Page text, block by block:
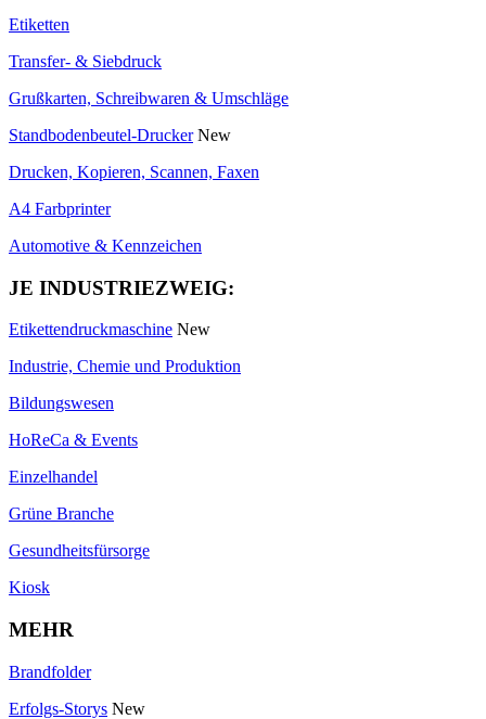
Etiketten
Transfer- & Siebdruck
Grußkarten, Schreibwaren & Umschläge
Standbodenbeutel-Drucker New
Drucken, Kopieren, Scannen, Faxen
A4 Farbprinter
Automotive & Kennzeichen
JE INDUSTRIEZWEIG:
Etikettendruckmaschine New
Industrie, Chemie und Produktion
Bildungswesen
HoReCa & Events
Einzelhandel
Grüne Branche
Gesundheitsfürsorge
Kiosk
MEHR
Brandfolder
Erfolgs-Storys New